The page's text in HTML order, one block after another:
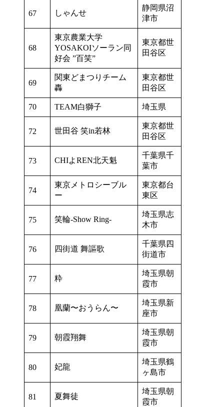
67 しゃんせ
静岡県沼
津市
68
東京農業大学
YOSAKOIソーラン同
好会 ”百笑”
東京都世
田谷区
69
関東どまつりチーム
轟
東京都世
田谷区
70 TEAM白獅子 埼玉県
72 世田谷 笑in若林
東京都世
田谷区
73 CHIよREN北天魁
千葉県千
葉市
74
東京メトロシーブル
ー
東京都台
東区
75 笑輪-Show Ring-
埼玉県志
木市
76 四街道 舞謳歌
千葉県四
街道市
77 粋
埼玉県朝
霞市
78 凰蘭〜おうらん〜
埼玉県新
座市
79 朝霞翔舞
埼玉県朝
霞市
80 妃龍
埼玉県鶴
ヶ島市
81 夏舞徒
埼玉県朝
霞市